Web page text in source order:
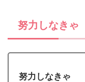
努力しなきゃ
努力しなきゃ